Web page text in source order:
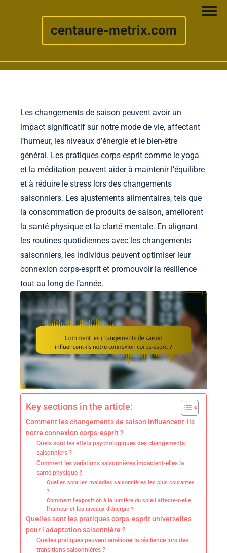
centaure-metrix.com
Les changements de saison peuvent avoir un
impact significatif sur notre mode de vie, affectant
l’humeur, les niveaux d’énergie et le bien-être
général. Les pratiques corps-esprit comme le yoga
et la méditation peuvent aider à maintenir l’équilibre
et à réduire le stress lors des changements
saisonniers. Les ajustements alimentaires, tels que
la consommation de produits de saison, améliorent
la santé physique et la clarté mentale. En alignant
les routines quotidiennes avec les changements
saisonniers, les individus peuvent optimiser leur
connexion corps-esprit et promouvoir la résilience
tout au long de l’année.
Key sections in the article:
Comment les changements de saison influencent-ils
notre connexion corps-esprit ?
Quels sont les effets psychologiques des changements
saisonniers ?
Comment les variations saisonnières impactent-elles la
santé physique ?
Quelles sont les maladies saisonnières les plus courantes
?
Comment l’exposition à la lumière du soleil affecte-t-elle
l’humeur et les niveaux d’énergie ?
Quelles sont les pratiques corps-esprit universelles
pour l’adaptation saisonnière ?
Quelles pratiques peuvent améliorer la résilience lors des
transitions saisonnières ?